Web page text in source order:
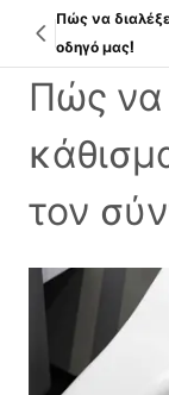
Πώς να
οδηγό μας!
Πώς να
τον